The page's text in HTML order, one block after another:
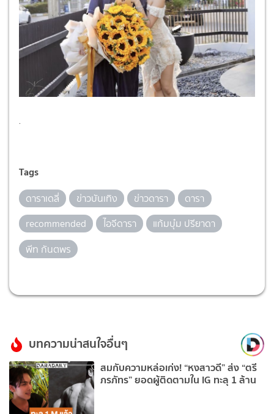
.
Tags
ดาราเดลี่ ข่าวบันเทิง ข่าวดารา
ดารา
recommended
ไอจีดารา
แก้มบุ๋ม ปรียาดา
พีท กันตพร
บทความน่าสนใจอื่นๆ
สมกับความหล่อเก่ง! “หงสาวดี” ส่ง “ตรี
ภรภัทร” ยอดผู้ติดตามใน IG ทะลุ 1 ล้าน